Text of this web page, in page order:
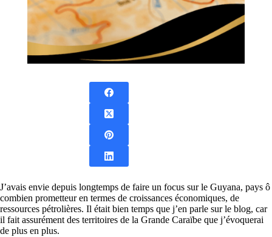
J’avais envie depuis longtemps de faire un focus sur le Guyana, pays ô
combien prometteur en termes de croissances économiques, de
ressources pétrolières. Il était bien temps que j’en parle sur le blog, car
il fait assurément des territoires de la Grande Caraïbe que j’évoquerai
de plus en plus.